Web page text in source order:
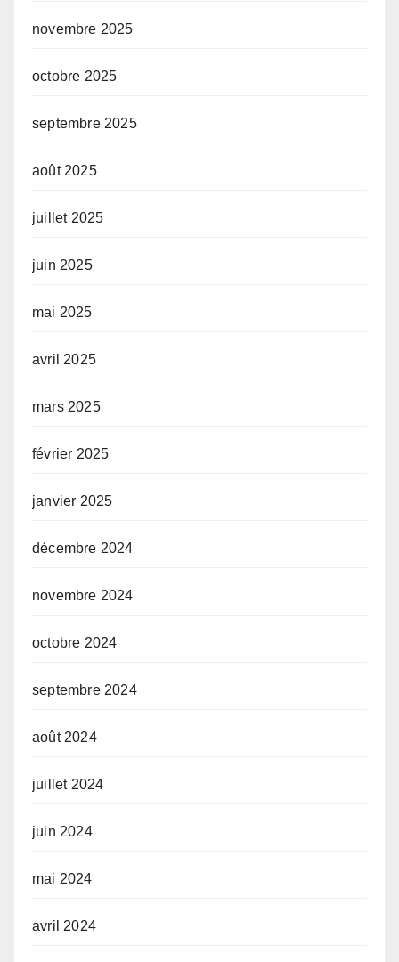
novembre 2025
octobre 2025
septembre 2025
août 2025
juillet 2025
juin 2025
mai 2025
avril 2025
mars 2025
février 2025
janvier 2025
décembre 2024
novembre 2024
octobre 2024
septembre 2024
août 2024
juillet 2024
juin 2024
mai 2024
avril 2024